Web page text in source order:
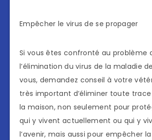
Empêcher le virus de se propager
Si vous êtes confronté au problème
l’élimination du virus de la maladie
vous, demandez conseil à votre
très important d’éliminer toute trace
la maison, non seulement pour
qui y vivent actuellement ou qui y
l’avenir, mais aussi pour empêcher